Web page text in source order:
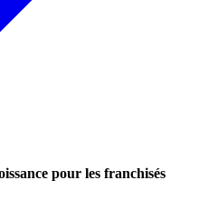
pour les franchisés